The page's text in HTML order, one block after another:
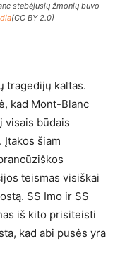
stebėjusių žmonių buvo
(CC BY 2.0)
tragedijų kaltas.
kad Mont-Blanc
visais būdais
šiam
teismas visiškai
SS Imo ir SS
iš kito prisiteisti
kad abi pusės yra